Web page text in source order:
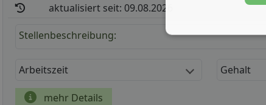
aktualisiert seit: 09.08.2026
Stellenbeschreibung:
Arbeitszeit Gehalt
mehr Details